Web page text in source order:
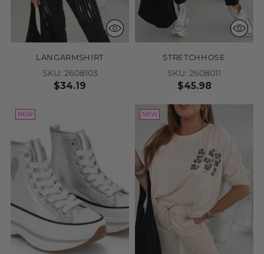
LANGARMSHIRT
SKU: 2608103
$34.19
STRETCHHOSE
SKU: 2608011
$45.98
NEW NEW